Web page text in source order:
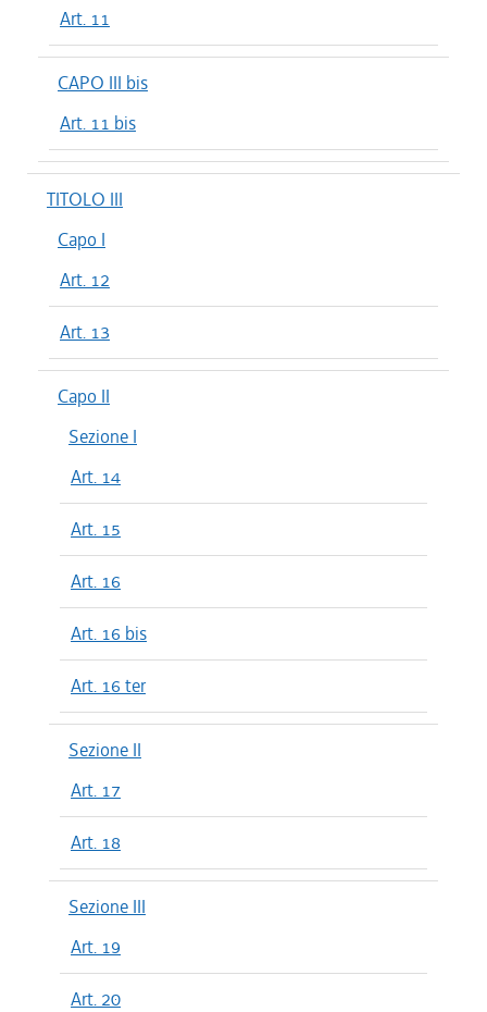
Art. 11
CAPO III bis
Art. 11 bis
TITOLO III
Capo I
Art. 12
Art. 13
Capo II
Sezione I
Art. 14
Art. 15
Art. 16
Art. 16 bis
Art. 16 ter
Sezione II
Art. 17
Art. 18
Sezione III
Art. 19
Art. 20